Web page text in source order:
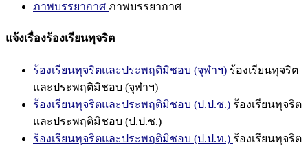
ภาพบรรยากาศ ภาพบรรยากาศ
แจ้งเรื่องร้องเรียนทุจริต
ร้องเรียนทุจริตและประพฤติมิชอบ (จุฬาฯ) ร้องเรียนทุจริต
และประพฤติมิชอบ (จุฬาฯ)
ร้องเรียนทุจริตและประพฤติมิชอบ (ป.ป.ช.) ร้องเรียนทุจริต
และประพฤติมิชอบ (ป.ป.ช.)
ร้องเรียนทุจริตและประพฤติมิชอบ (ป.ป.ท.) ร้องเรียนทุจริต